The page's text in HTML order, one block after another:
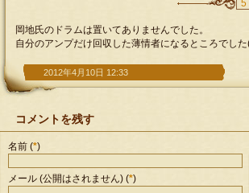
5
岡地氏のドラムは置いてありませんでした。
自分のアンプだけ回収した薄情者になるところでし
2012年4月10日 12:33
コメントを残す
名前 (*)
メール (公開はされません) (*)